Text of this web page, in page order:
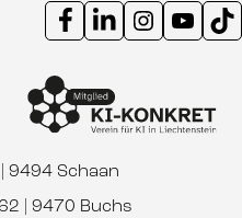
Instagram Kanal digicube
Youtube Kanal
9494 Schaan
| 9470 Buchs